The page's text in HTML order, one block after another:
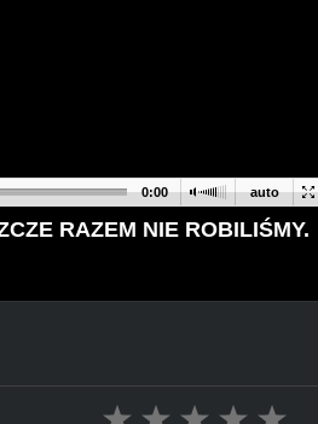
auto
0:00
RAZEM NIE ROBILIŚMY.